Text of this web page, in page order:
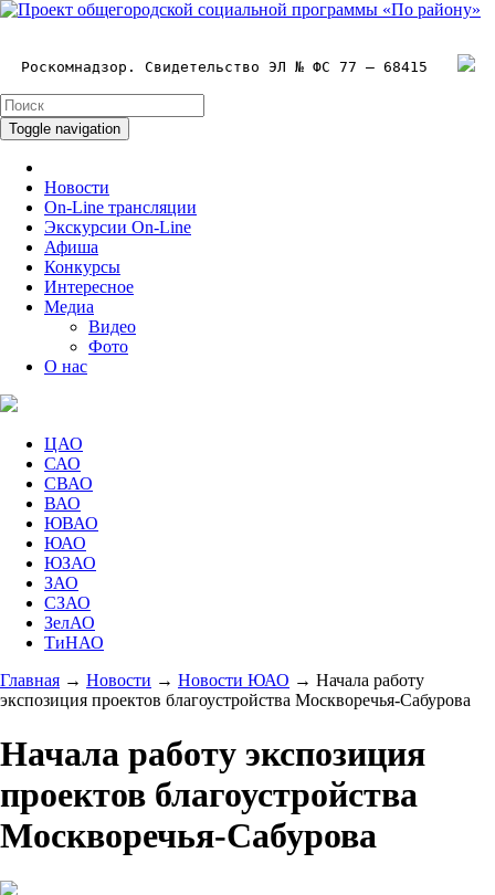
Роскомнадзор. Свидетельство ЭЛ № ФС 77 – 68415
Toggle navigation
Новости
On-Line трансляции
Экскурсии On-Line
Афиша
Конкурсы
Интересное
Медиа
Видео
Фото
О нас
ЦАО
САО
СВАО
ВАО
ЮВАО
ЮАО
ЮЗАО
ЗАО
СЗАО
ЗелАО
ТиНАО
Главная → Новости → Новости ЮАО → Начала работу
экспозиция проектов благоустройства Москворечья-Сабурова
Начала работу экспозиция
проектов благоустройства
Москворечья-Сабурова